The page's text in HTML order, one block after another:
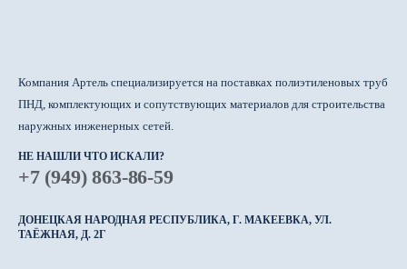
Компания Артель специализируется на поставках полиэтиленовых труб
ПНД, комплектующих и сопутствующих материалов для строительства
наружных инженерных сетей.
НЕ НАШЛИ ЧТО ИСКАЛИ?
+7 (949) 863-86-59
ДОНЕЦКАЯ НАРОДНАЯ РЕСПУБЛИКА, Г. МАКЕЕВКА, УЛ.
ТАЁЖНАЯ, Д. 2Г